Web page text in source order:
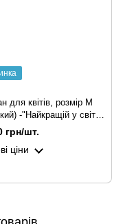
для квітів, розмір М
-"Найкращій у світі
грн/шт.
ціни